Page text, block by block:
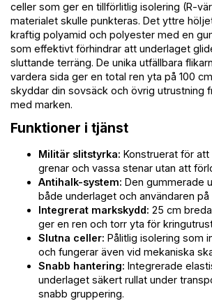
celler som ger en tillförlitlig isolering (R-
materialet skulle punkteras. Det yttre
kraftig polyamid och polyester med en
som effektivt förhindrar att underlaget
sluttande terräng. De unika utfällbara
vardera sida ger en total ren yta på 100
skyddar din sovsäck och övrig utrustning
med marken.
Funktioner i tjänst
Militär slitstyrka: Konstruerat för
grenar och vassa stenar utan att
Antihalk-system: Den gummerade
både underlaget och användaren på
Integrerat markskydd: 25 cm
ger en ren och torr yta för
Slutna celler: Pålitlig isolering som
och fungerar även vid mekaniska
Snabb hantering: Integrerade
underlaget säkert rullat under
snabb gruppering.